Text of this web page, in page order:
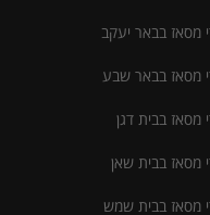
מסאז בבאר יעקב
מסאז בבאר שבע
מסאז בבית דגן
מסאז בבית שאן
מסאז בבית שמש